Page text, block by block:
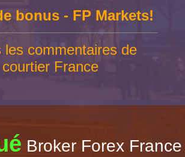
bonus - FP Markets!
les commentaires de
courtier France
Broker Forex France